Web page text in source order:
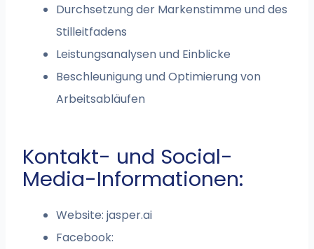
Durchsetzung der Markenstimme und des
Stilleitfadens
Leistungsanalysen und Einblicke
Beschleunigung und Optimierung von
Arbeitsabläufen
Kontakt- und Social-
Media-Informationen:
Website: jasper.ai
Facebook: